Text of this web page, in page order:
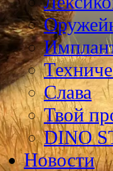
Слава
Твой
DINO
Новости